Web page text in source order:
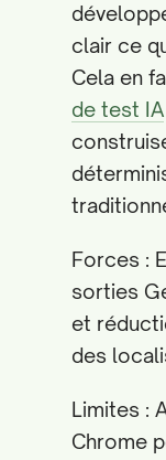
clair ce
Cela en
de test IA
Forces :
sorties
et
des
Limites :
Chrome